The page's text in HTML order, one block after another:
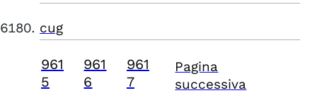
cug
961
5
961
6
961
7
Pagina
successiva